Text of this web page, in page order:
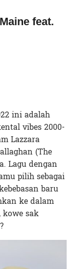
feat.
ini adalah
vibes 2000-
Lazzara
(The
Lagu dengan
pilih sebagai
baru
ke dalam
kowe sak